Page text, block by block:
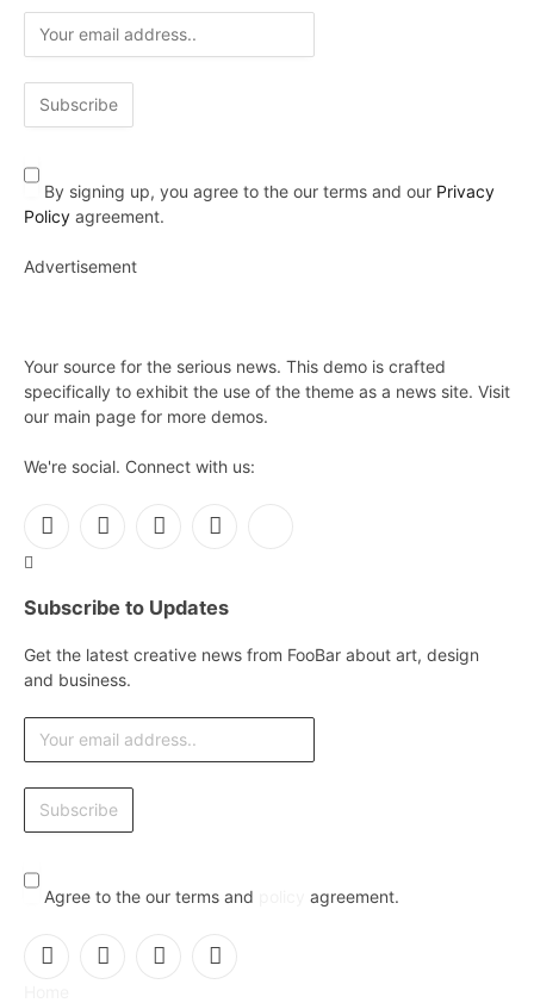
By signing up, you agree to the our terms and our Privacy
Policy agreement.
Advertisement
Your source for the serious news. This demo is crafted
specifically to exhibit the use of the theme as a news site. Visit
our main page for more demos.
We're social. Connect with us:
Facebook
X
InstagramPinterest
Subscribe to Updates
Get the latest creative news from FooBar about art, design
and business.
Agree to the our terms and agreement.
Facebook
X
InstagramPinterest